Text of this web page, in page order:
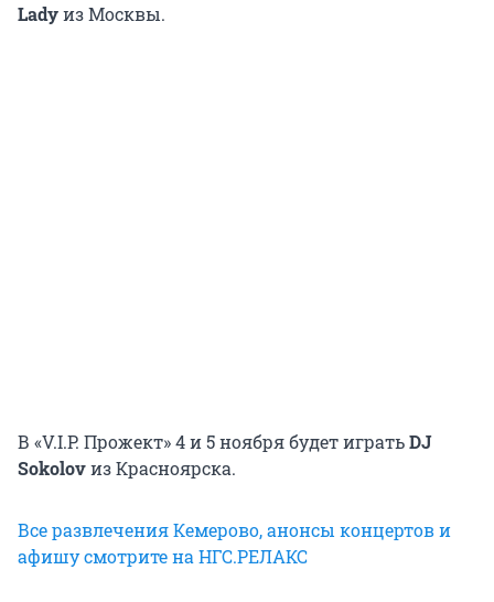
Ladyиз Москвы.
В «V.I.P. Прожект» 4 и 5 ноября будет игратьDJ
Sokolovиз Красноярска.
Все развлечения Кемерово, анонсы концертов и
афишу смотрите на НГС.РЕЛАКС